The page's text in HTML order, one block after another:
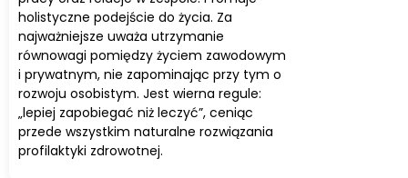
holistyczne podejście do życia. Za
najważniejsze uważa utrzymanie
równowagi pomiędzy życiem zawodowym
i prywatnym, nie zapominając przy tym o
rozwoju osobistym. Jest wierna regule:
„lepiej zapobiegać niż leczyć”, ceniąc
przede wszystkim naturalne rozwiązania
profilaktyki zdrowotnej.